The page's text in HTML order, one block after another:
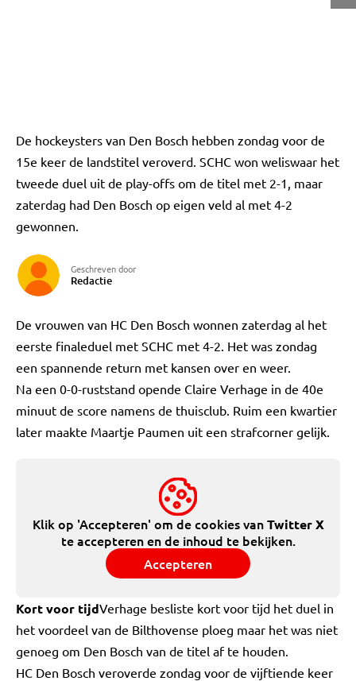
De hockeysters van Den Bosch hebben zondag voor de
15e keer de landstitel veroverd. SCHC won weliswaar het
tweede duel uit de play-offs om de titel met 2-1, maar
zaterdag had Den Bosch op eigen veld al met 4-2
gewonnen.
Geschreven door
Redactie
De vrouwen van HC Den Bosch wonnen zaterdag al het
eerste finaleduel met SCHC met 4-2. Het was zondag
een spannende return met kansen over en weer.
Na een 0-0-ruststand opende Claire Verhage in de 40e
minuut de score namens de thuisclub. Ruim een kwartier
later maakte Maartje Paumen uit een strafcorner gelijk.
Klik op 'Accepteren' om de cookies vanTwitter X
te accepteren en de inhoud te bekijken.
Accepteren
Kort voor tijdVerhage besliste kort voor tijd het duel in
het voordeel van de Bilthovense ploeg maar het was niet
genoeg om Den Bosch van de titel af te houden.
HC Den Bosch veroverde zondag voor de vijftiende keer